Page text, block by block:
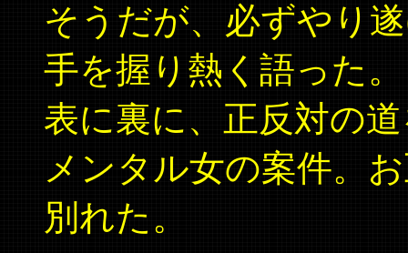
そうだが、必ずやり
手を握り熱く語った。
表に裏に、正反対の
メンタル女の案件。
別れた。